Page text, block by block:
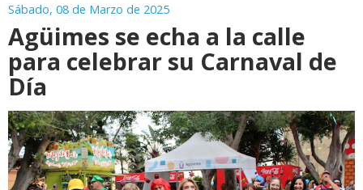
Sábado, 08 de Marzo de 2025
Agüimes se echa a la calle
para celebrar su Carnaval de
Día